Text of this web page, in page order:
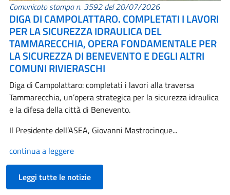
Comunicato stampa n. 3592 del 20/07/2026
DIGA DI CAMPOLATTARO. COMPLETATI I LAVORI
PER LA SICUREZZA IDRAULICA DEL
TAMMARECCHIA, OPERA FONDAMENTALE PER
LA SICUREZZA DI BENEVENTO E DEGLI ALTRI
COMUNI RIVIERASCHI
Diga di Campolattaro: completati i lavori alla traversa
Tammarecchia, un’opera strategica per la sicurezza idraulica
e la difesa della città di Benevento.
Il Presidente dell’ASEA, Giovanni Mastrocinque...
continua a leggere
Leggi tutte le notizie